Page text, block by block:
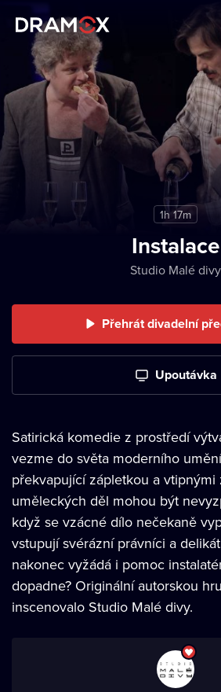
Dárkové poukazy
Registrujte se
1h 17m
Instalace
Studio Malé divy
Přehrát divadelní
Upoutávka
Satirická komedie z prostředí
vezme do světa moderního
překvapující zápletkou a vtipnými
uměleckých děl mohou být
když se vzácné dílo nečekaně
vstupují svérázní právníci a
nakonec vyžádá i pomoc
dopadne? Originální autorskou
inscenovalo Studio Malé divy.